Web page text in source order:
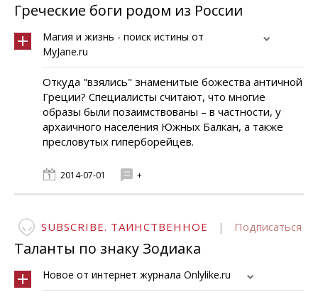
Греческие боги родом из России
Магия и жизнь - поиск истины от
MyJane.ru
Откуда "взялись" знаменитые божества античной
Греции? Специалисты считают, что многие
образы были позаимствованы – в частности, у
архаичного населения Южных Балкан, а также
пресловутых гиперборейцев.
2014-07-01 +
SUBSCRIBE. ТАИНСТВЕННОЕ | Подписаться
Таланты по знаку Зодиака
Новое от интернет журнала Onlylike.ru